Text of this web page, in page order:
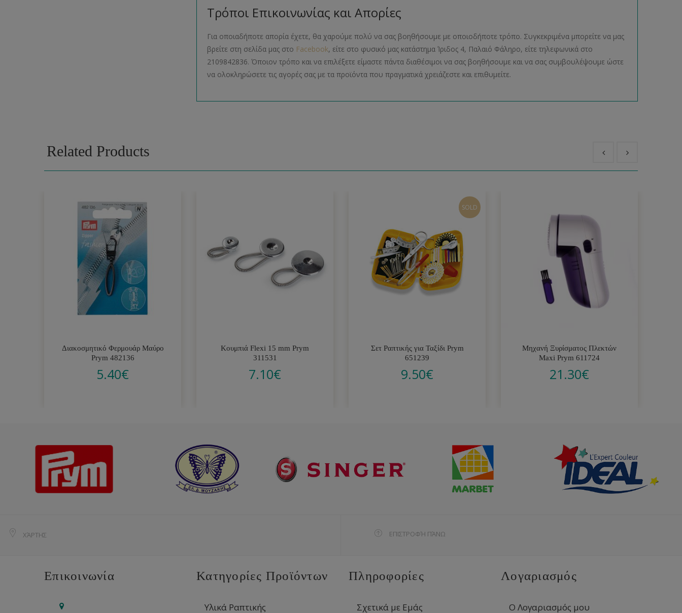
Τρόποι Επικοινωνίας και Απορίες
Για οποιαδήποτε απορία έχετε, θα χαρούμε πολύ να σας βοηθήσουμε με οποιοδήποτε τρόπο. Συγκεκριμένα μπορείτε να μας
βρείτε στη σελίδα μας στο Facebook, είτε στο φυσικό μας κατάστημα Ίριδος 4, Παλαιό Φάληρο, είτε τηλεφωνικά στο
2109842836. Όποιον τρόπο και να επιλέξετε είμαστε πάντα διαθέσιμοι να σας βοηθήσουμε και να σας συμβουλέψουμε ώστε
να ολοκληρώσετε τις αγορές σας με τα προϊόντα που πραγματικά χρειάζεστε και επιθυμείτε.
Related Products
Διακοσμητικό Φερμουάρ Μαύρο
Prym 482136
5.40€
Κουμπιά Flexi 15 mm Prym
311531
7.10€
SOLD
Σετ Ραπτικής για Ταξίδι Prym
651239
9.50€
Μηχανή Ξυρίσματος Πλεκτών
Maxi Prym 611724
21.30€
ΧΆΡΤΗΣ ΕΠΙΣΤΡΟΦΉ ΠΆΝΩ
Επικοινωνία Κατηγορίες Προϊόντων
Υλικά Ραπτικής
Πληροφορίες
Σχετικά με Εμάς
Λογαριασμός
Ο Λογαριασμός μου